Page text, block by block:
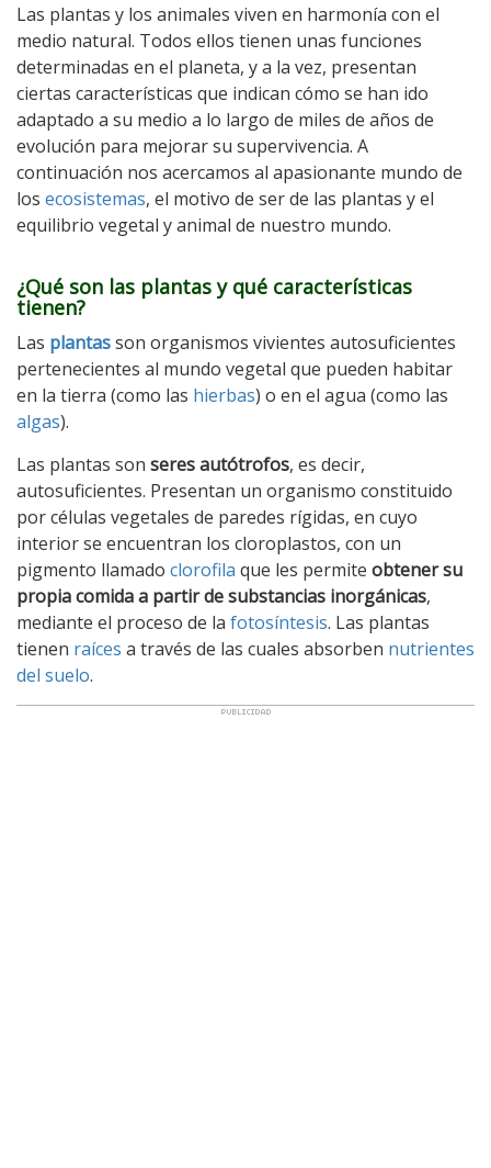
Las plantas y los animales viven en harmonía con el
medio natural. Todos ellos tienen unas funciones
determinadas en el planeta, y a la vez, presentan
ciertas características que indican cómo se han ido
adaptado a su medio a lo largo de miles de años de
evolución para mejorar su supervivencia. A
continuación nos acercamos al apasionante mundo de
los ecosistemas, el motivo de ser de las plantas y el
equilibrio vegetal y animal de nuestro mundo.
¿Qué son las plantas y qué características
tienen?
Las plantasson organismos vivientes autosuficientes
pertenecientes al mundo vegetal que pueden habitar
en la tierra (como las hierbas) o en el agua (como las
algas).
Las plantas son seres autótrofos, es decir,
autosuficientes. Presentan un organismo constituido
por células vegetales de paredes rígidas, en cuyo
interior se encuentran los cloroplastos, con un
pigmento llamado clorofila que les permite obtener su
propia comida a partir de substancias inorgánicas,
mediante el proceso de la fotosíntesis. Las plantas
tienen raíces a través de las cuales absorben nutrientes
del suelo.